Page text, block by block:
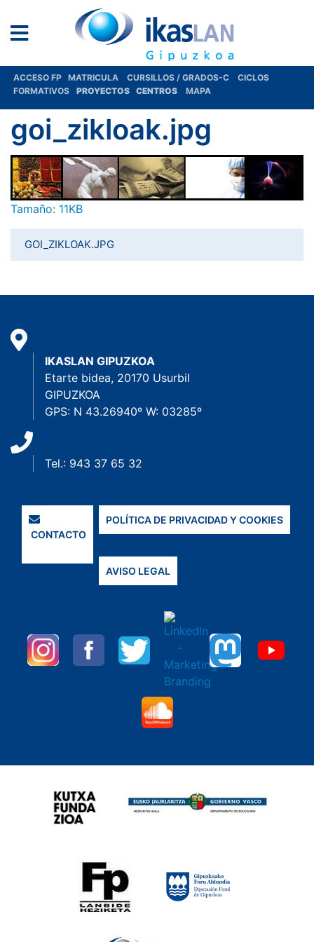
ACCESO FP MATRICULA CURSILLOS / GRADOS-C
CICLOS
FORMATIVOS
PROYECTOS CENTROS MAPA
goi_zikloak.jpg
Haga clic aquí para ver la imagen a tamaño completo…
Tamaño: 11KB
GOI_ZIKLOAK.JPG
IKASLAN GIPUZKOA
Etarte bidea, 20170 Usurbil
GIPUZKOA
GPS: N 43.26940º W: 03285º
Tel.: 943 37 65 32
CONTACTO
POLÍTICA DE PRIVACIDAD Y COOKIES
AVISO LEGAL